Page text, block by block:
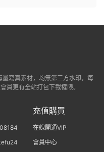
寫真素材，均無第三方水印，每
員更有全站打包下載權限。
充值購買
在線開通VIP
會員中心